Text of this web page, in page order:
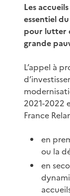
Les
essentiel
pour lutter
grande
L’appel à
2021-2022
France
en
ou la
en